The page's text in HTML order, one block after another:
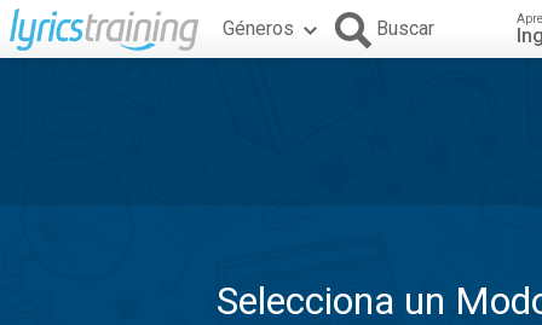
Géneros Buscar
Selecciona un